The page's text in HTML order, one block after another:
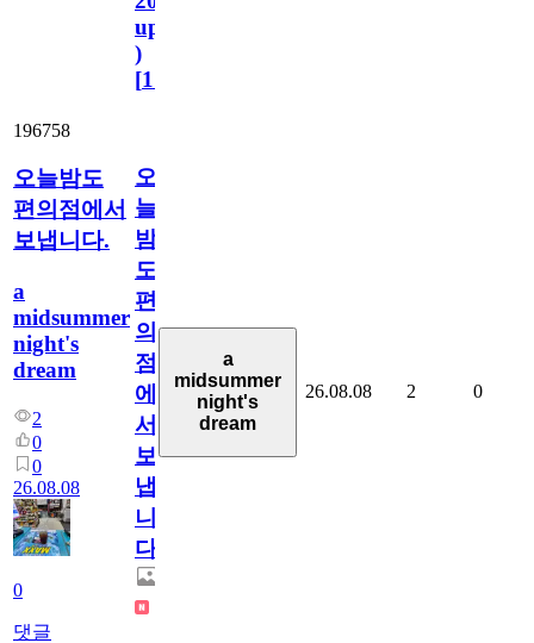
update
)
[110
196758
오늘밤도
편의점에서
보냅니다.
a
midsummer
night's
dream
2
0
0
26.08.08
0
댓글
오
늘
밤
도
편
의
점
에
서
보
냅
니
다.
a
midsummer
night's
dream
26.08.08 2 0